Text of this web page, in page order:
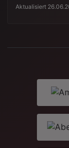
Aktualisiert